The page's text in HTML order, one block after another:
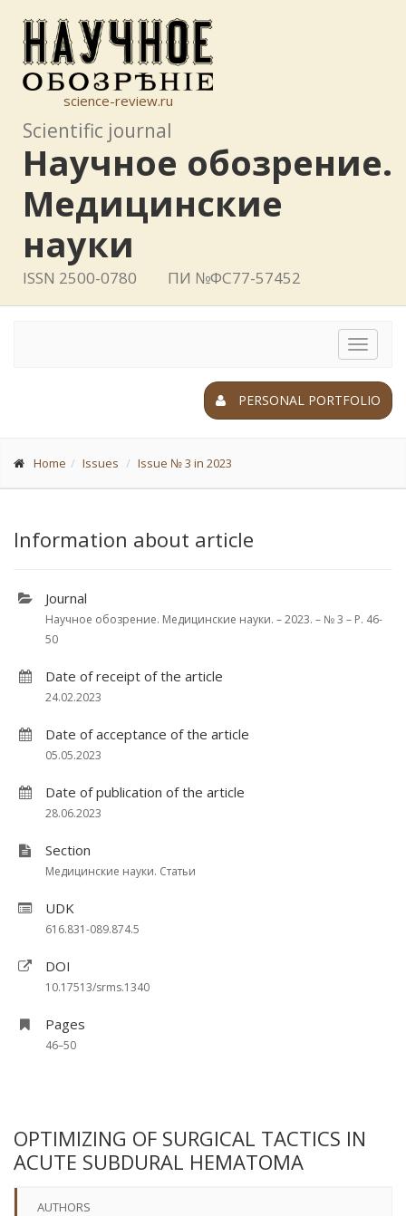
science-review.ru
Scientific journal
Научное обозрение.
Медицинские
науки
ISSN 2500-0780 ПИ №ФС77-57452
Toggle
PERSONAL PORTFOLIO
Home Issues Issue № 3 in 2023
Information about article
Journal
Научное обозрение. Медицинские науки. – 2023. – № 3 – P. 46-
50
Date of receipt of the article
24.02.2023
Date of acceptance of the article
05.05.2023
Date of publication of the article
28.06.2023
Section
Медицинские науки. Статьи
UDK
616.831-089.874.5
DOI
10.17513/srms.1340
Pages
46–50
OPTIMIZING OF SURGICAL TACTICS IN
ACUTE SUBDURAL HEMATOMA
AUTHORS